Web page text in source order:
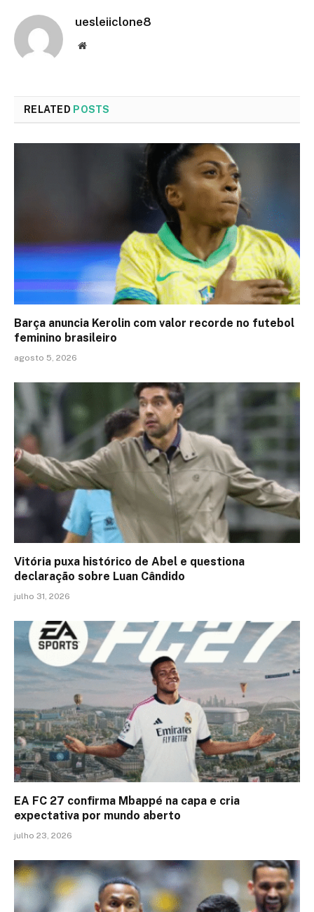
uesleiiclone8
Website
RELATED POSTS
Barça anuncia Kerolin com valor recorde no futebol
feminino brasileiro
agosto 5, 2026
Vitória puxa histórico de Abel e questiona
declaração sobre Luan Cândido
julho 31, 2026
EA FC 27 confirma Mbappé na capa e cria
expectativa por mundo aberto
julho 23, 2026